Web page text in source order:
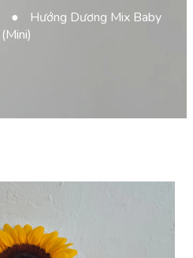
●
Hướng Dương Mix Baby
(Mini)